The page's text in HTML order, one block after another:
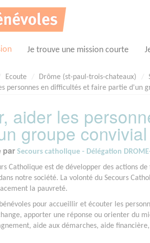
Je trouve une mission courte
Ecoute Drôme (st-paul-trois-chateaux)
personnes en difficultés et faire partie d'un
aider les
groupe convivial
par Secours catholique - Délégation DROME-
Catholique est de développer des actions
notre société. La volonté du Secours
la pauvreté.
pour accueillir et écouter les
apporter une réponse ou orienter du
aide aux démarches, aide